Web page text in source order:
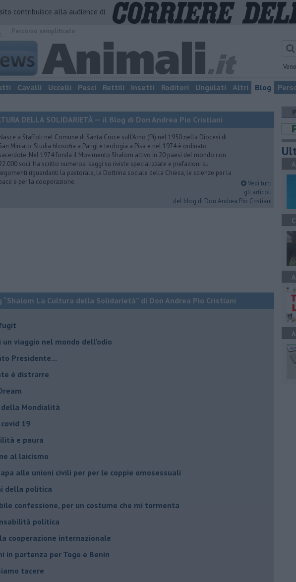
contribuisce alla audience di
Cavalli Uccelli Pesci Rettili Insetti Roditori Ungulati Altri Blog
DELLA SOLIDARIETÀ — il Blog di Don Andrea Pio Cristiani
a Staffoli nel Comune di Santa Croce sull’Arno (Pi) nel 1950 nella Diocesi di
Miniato. Studia filosofia a Parigi e teologia a Pisa e nel 1974 è ordinato
Nel 1974 fonda il Movimento Shalom attivo in 20 paesi del mondo con
soci. Ha scritto numerosi saggi su riviste specializzate e prefazioni su
riguardanti la pastorale, la Dottrina sociale della Chiesa, le scienze per la
e per la cooperazione.
Vedi tutti
gli articoli
del blog di Don Andrea Pio Cristiani
La Cultura della Solidarietà” di Don Andrea Pio Cristiani
un viaggio nel mondo dell'odio
Presidente...
è distrarre
della Mondialità
19
e paura
al laicismo
alle unioni civili per per le coppie omosessuali
della politica
confessione, per un costume che mi tormenta
politica
cooperazione internazionale
in partenza per Togo e Benin
tacere